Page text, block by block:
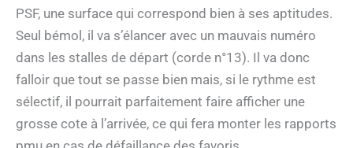
PSF, une surface qui correspond bien à ses aptitudes.
Seul bémol, il va s’élancer avec un mauvais numéro
dans les stalles de départ (corde n°13). Il va donc
falloir que tout se passe bien mais, si le rythme est
sélectif, il pourrait parfaitement faire afficher une
grosse cote à l’arrivée, ce qui fera monter les rapports